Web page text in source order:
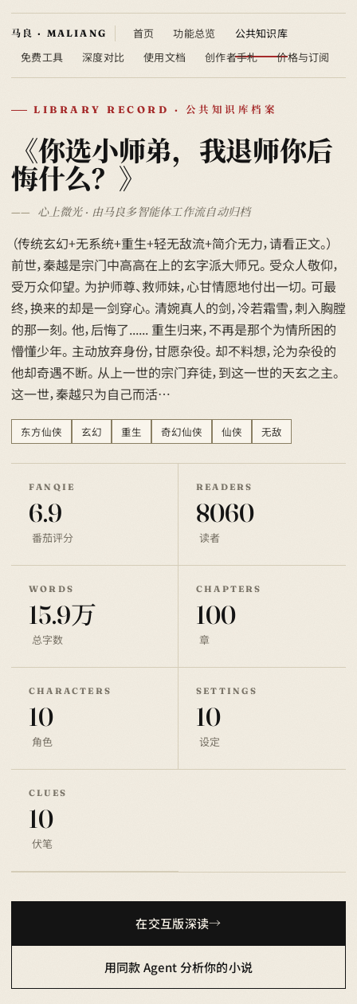
首页 功能总览
公共知识库
免费工具
深度对比 使用文档 创作者手札 价格与订阅
LIBRARY RECORD · 公共知识库档案
《你选小师弟，我退师你后
悔什么？》
心上微光 · 由马良多智能体工作流自动归档
（传统玄幻+无系统+重生+轻无敌流+简介无力，请看正文。）
前世，秦越是宗门中高高在上的玄字派大师兄。 受众人敬仰，
受万众仰望。 为护师尊、救师妹，心甘情愿地付出一切。 可最
终，换来的却是一剑穿心。 清婉真人的剑，冷若霜雪，刺入胸膛
的那一刻。 他，后悔了...... 重生归来，不再是那个为情所困的
懵懂少年。 主动放弃身份，甘愿杂役。 却不料想，沦为杂役的
他却奇遇不断。 从上一世的宗门弃徒，到这一世的天玄之主。
这一世，秦越只为自己而活…
东方仙侠 玄幻 重生 奇幻仙侠 仙侠 无敌
FANQIE
6.9
番茄评分
READERS
8060
读者
WORDS
15.9万
总字数
CHAPTERS
100
章
CHARACTERS
10
角色
SETTINGS
10
设定
CLUES
10
伏笔
在交互版深读
用同款 Agent 分析你的小说